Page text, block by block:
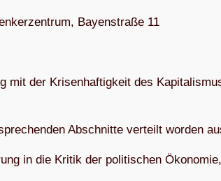
Bay­en­straße 11
mit der Kri­sen­haf­tig­keit des
Abschnitte ver­teilt wor­den
in die Kri­tik der poli­ti­schen